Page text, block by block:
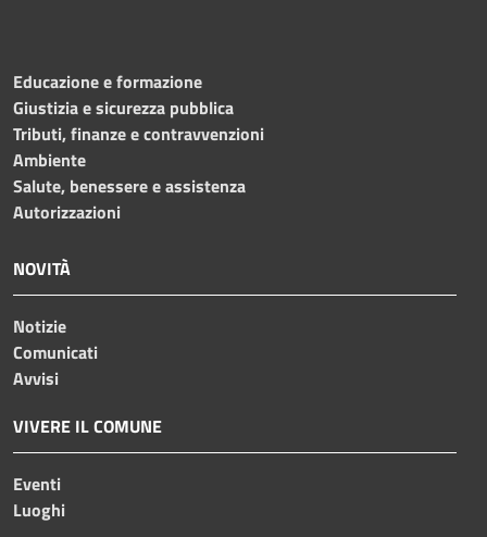
Educazione e formazione
Giustizia e sicurezza pubblica
Tributi, finanze e contravvenzioni
Ambiente
Salute, benessere e assistenza
Autorizzazioni
NOVITÀ
Notizie
Comunicati
Avvisi
VIVERE IL COMUNE
Eventi
Luoghi